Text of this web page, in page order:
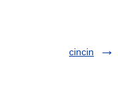
cincin